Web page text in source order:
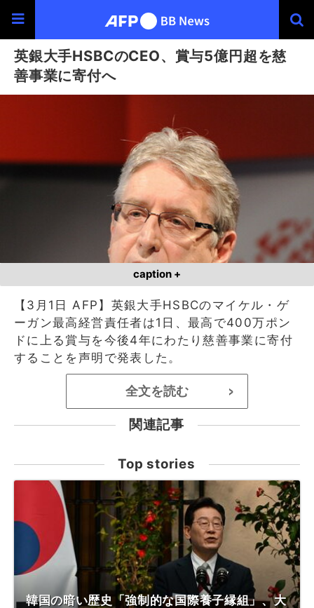
英銀大手HSBCのCEO、賞与5億円超を慈
善事業に寄付へ
caption +
【3月1日 AFP】英銀大手HSBCのマイケル・ゲ
ーガン最高経営責任者は1日、最高で400万ポン
ドに上る賞与を今後4年にわたり慈善事業に寄付
することを声明で発表した。
全文を読む >
関連記事
Top stories
韓国の暗い歴史「強制的な国際養子縁組」、大